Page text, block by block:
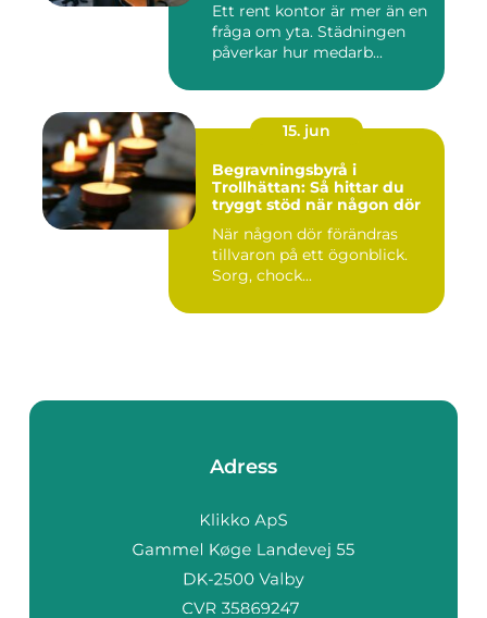
Ett rent kontor är mer än en
fråga om yta. Städningen
påverkar hur medarb...
15. jun
Begravningsbyrå i
Trollhättan: Så hittar du
tryggt stöd när någon dör
När någon dör förändras
tillvaron på ett ögonblick.
Sorg, chock...
Adress